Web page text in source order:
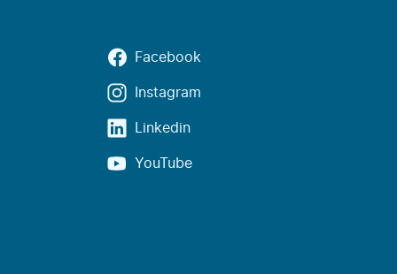
Facebook
Instagram
Linkedin
YouTube